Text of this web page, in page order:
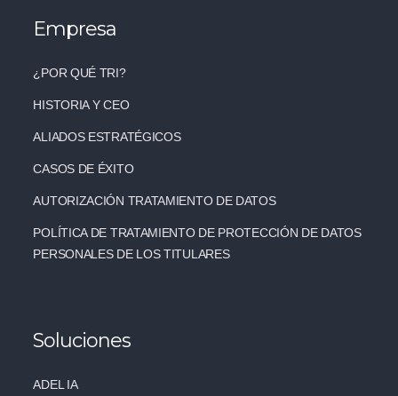
Empresa
¿POR QUÉ TRI?
HISTORIA Y CEO
ALIADOS ESTRATÉGICOS
CASOS DE ÉXITO
AUTORIZACIÓN TRATAMIENTO DE DATOS
POLÍTICA DE TRATAMIENTO DE PROTECCIÓN DE DATOS
PERSONALES DE LOS TITULARES
Soluciones
ADEL IA